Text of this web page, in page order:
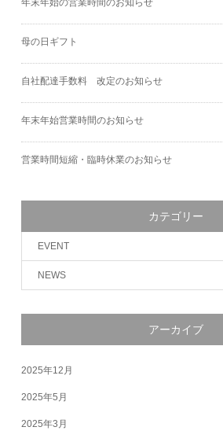
年末年始の営業時間のお知らせ
母の日ギフト
自社配達手数料 改定のお知らせ
年末年始営業時間のお知らせ
営業時間短縮・臨時休業のお知らせ
カテゴリー
EVENT
NEWS
アーカイブ
2025年12月
2025年5月
2025年3月